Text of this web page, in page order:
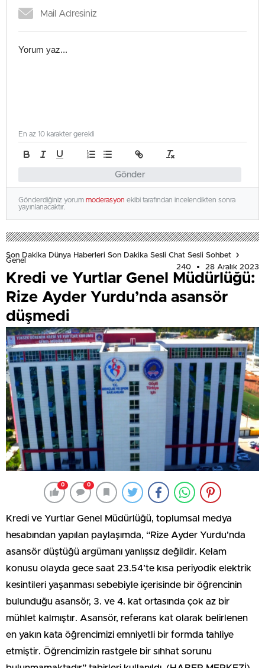
Gönder
En az 10 karakter gerekli
Gönderdiğiniz yorum moderasyon ekibi tarafından incelendikten sonra
yayınlanacaktır.
Son Dakika Dünya Haberleri Son Dakika Sesli Chat Sesli Sohbet
Genel
240
28 Aralık 2023
Kredi ve Yurtlar Genel Müdürlüğü:
Rize Ayder Yurdu’nda asansör
düşmedi
0 0
Kredi ve Yurtlar Genel Müdürlüğü, toplumsal medya
hesabından yapılan paylaşımda, “Rize Ayder Yurdu’nda
asansör düştüğü argümanı yanlışsız değildir. Kelam
konusu olayda gece saat 23.54’te kısa periyodik elektrik
kesintileri yaşanması sebebiyle içerisinde bir öğrencinin
bulunduğu asansör, 3. ve 4. kat ortasında çok az bir
mühlet kalmıştır. Asansör, referans kat olarak belirlenen
en yakın kata öğrencimizi emniyetli bir formda tahliye
etmiştir. Öğrencimizin rastgele bir sıhhat sorunu